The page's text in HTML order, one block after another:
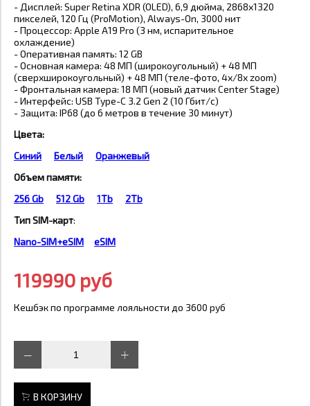
- Дисплей: Super Retina XDR (OLED), 6,9 дюйма, 2868x1320
пикселей, 120 Гц (ProMotion), Always-On, 3000 нит
- Процессор: Apple A19 Pro (3 нм, испарительное
охлаждение)
- Оперативная память: 12 GB
- Основная камера: 48 МП (широкоугольный) + 48 МП
(сверхширокоугольный) + 48 МП (теле-фото, 4x/8x zoom)
- Фронтальная камера: 18 МП (новый датчик Center Stage)
- Интерфейс: USB Type-C 3.2 Gen 2 (10 Гбит/с)
- Защита: IP68 (до 6 метров в течение 30 минут)
Цвета:
Синий
Белый
Оранжевый
Объем памяти:
256 Gb
512 Gb 1Tb
2Tb
Тип SIM-карт:
Nano-SIM+eSIM
eSIM
119990 руб
Кешбэк по программе лояльности до 3600 руб
В КОРЗИНУ